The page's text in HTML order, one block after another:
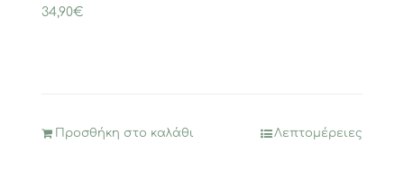
34,90€
Προσθήκη στο καλάθι Λεπτομέρειες